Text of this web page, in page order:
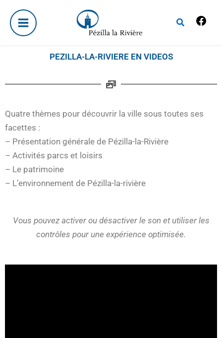
contenu
Rechercher
PEZILLA-LA-RIVIERE EN VIDEOS
Quatre thèmes pour découvrir la ville sous toutes ses
facettes :
– Présentation générale de Pézilla-la-Rivière
– Activités parcs et loisirs
– Le patrimoine
– L’environnement de Pézilla-la-rivière
Vous pouvez activer ou désactiver le son et utiliser les
contrôles pour une expérience optimisée.